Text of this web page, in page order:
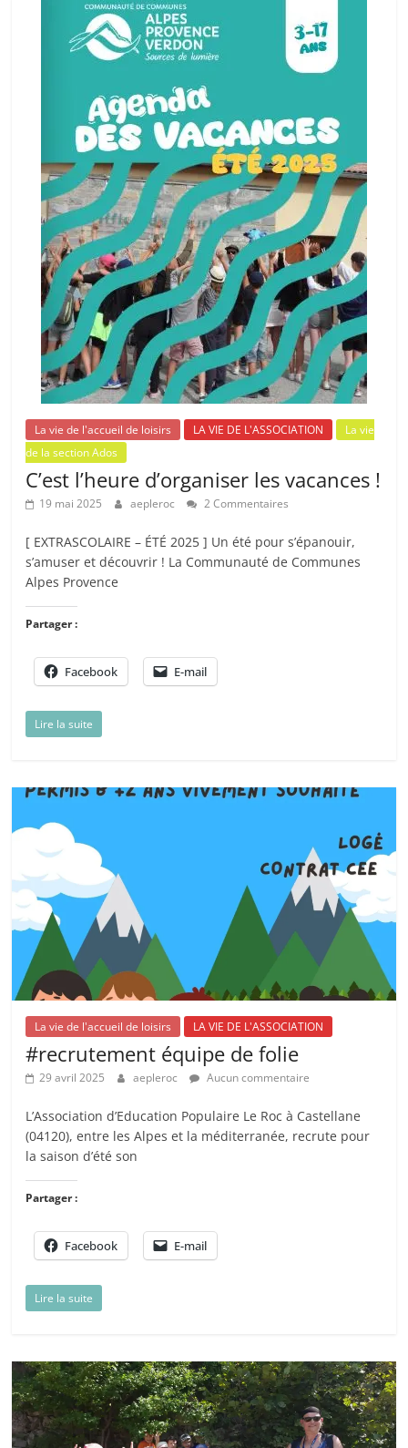
La vie de l'accueil de loisirs LA VIE DE L'ASSOCIATION
La vie
de la section Ados
C’est l’heure d’organiser les vacances !
19 mai 2025 aepleroc 2 Commentaires
[ EXTRASCOLAIRE – ÉTÉ 2025 ] Un été pour s’épanouir,
s’amuser et découvrir ! La Communauté de Communes
Alpes Provence
Partager :
Facebook E-mail
Lire la suite
La vie de l'accueil de loisirs LA VIE DE L'ASSOCIATION
#recrutement équipe de folie
29 avril 2025 aepleroc Aucun commentaire
L’Association d’Education Populaire Le Roc à Castellane
(04120), entre les Alpes et la méditerranée, recrute pour
la saison d’été son
Partager :
Facebook E-mail
Lire la suite